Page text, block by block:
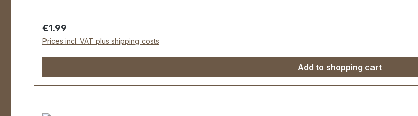
Regular price:
€1.99
Prices incl. VAT plus shipping costs
Add to shopping cart